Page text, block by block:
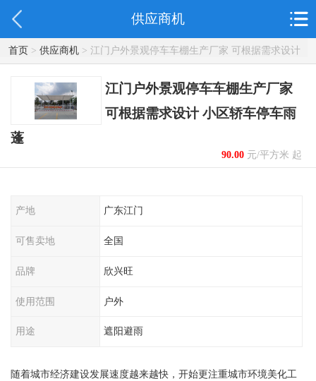
供应商机
首页> 供应商机> 江门户外景观停车车棚生产厂家 可根据需求设计
小区轿车停车雨蓬
江门户外景观停车车棚生产厂家
可根据需求设计 小区轿车停车雨
蓬
90.00元/平方米 起
产地 广东江门
可售卖地 全国
品牌 欣兴旺
使用范围 户外
用途 遮阳避雨
随着城市经济建设发展速度越来越快，开始更注重城市环境美化工